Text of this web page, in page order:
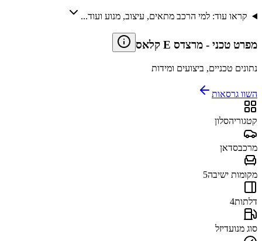
קראו עוד: למי הרכב מתאים, עיצוב, מנוע ועוד...
מפרט טכני - מרצדס E קלאס
נתונים טכניים, ביצועים ומידות
השוו גרסאות
קטגוריהסלון
מרכבסדאן
מקומות ישיבה5
דלתות4
סוג מנועדיזל